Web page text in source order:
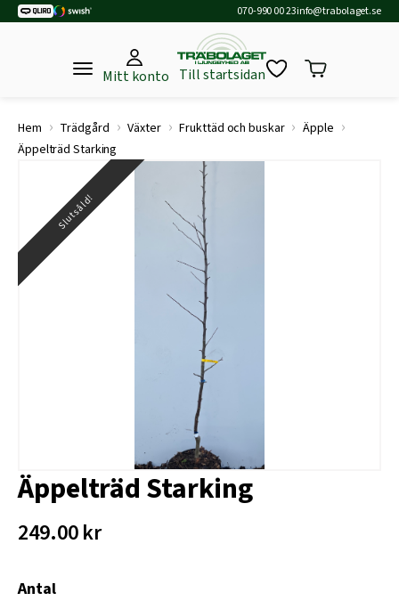
070-990 00 23info@trabolaget.se
Mitt konto Till startsidan
Hem › Trädgård › Växter › Frukttäd och buskar › Äpple ›
Äppelträd Starking
Slutsåld!
Äppelträd Starking
249.00kr
Antal